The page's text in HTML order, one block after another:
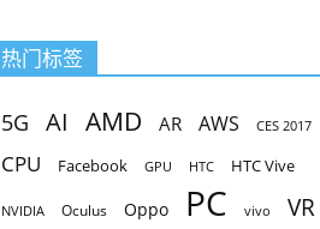
热门标签
5G AI AMD AR AWS CES 2017
CPU Facebook GPU HTC HTC Vive
NVIDIA Oculus Oppo PC vivo VR